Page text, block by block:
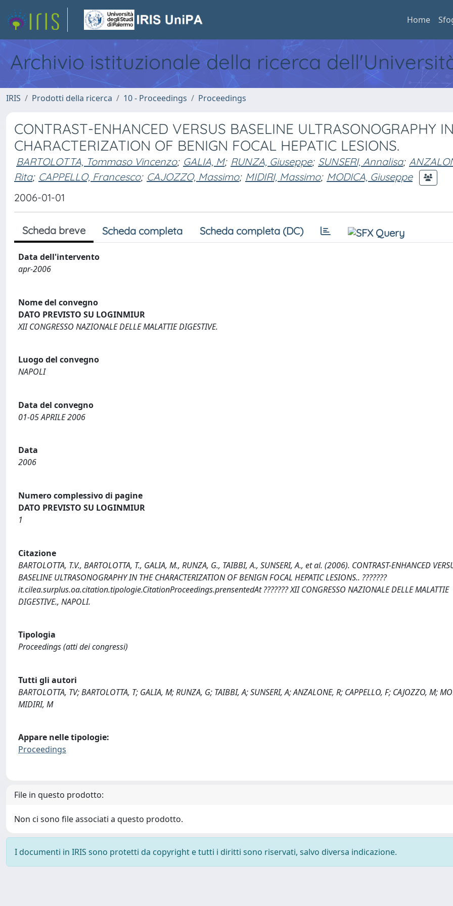
Home
Archivio istituzionale della ricerca
IRIS Prodotti della ricerca 10 - Proceedings Proceedings
CONTRAST-ENHANCED VERSUS BASELINE ULTRASONOGRAPHY
CHARACTERIZATION OF BENIGN FOCAL HEPATIC LESIONS.
BARTOLOTTA, Tommaso Vincenzo; GALIA, M; RUNZA, Giuseppe; SUNSERI, Annalisa;
Rita; CAPPELLO, Francesco; CAJOZZO, Massimo; MIDIRI, Massimo; MODICA, Giuseppe
2006-01-01
Scheda breve Scheda completa Scheda completa (DC)
Data dell'intervento
apr-2006
Nome del convegno
DATO PREVISTO SU LOGINMIUR
XII CONGRESSO NAZIONALE DELLE MALATTIE DIGESTIVE.
Luogo del convegno
NAPOLI
Data del convegno
01-05 APRILE 2006
Data
2006
Numero complessivo di pagine
DATO PREVISTO SU LOGINMIUR
1
Citazione
BARTOLOTTA, T.V., BARTOLOTTA, T., GALIA, M., RUNZA, G., TAIBBI, A., SUNSERI, A., et al. (2006). CONTRAST-ENHANCED
BASELINE ULTRASONOGRAPHY IN THE CHARACTERIZATION OF BENIGN FOCAL HEPATIC LESIONS.. ???????
it.cilea.surplus.oa.citation.tipologie.CitationProceedings.prensentedAt ??????? XII CONGRESSO NAZIONALE DELLE MALATTIE
DIGESTIVE., NAPOLI.
Tipologia
Proceedings (atti dei congressi)
Tutti gli autori
BARTOLOTTA, TV; BARTOLOTTA, T; GALIA, M; RUNZA, G; TAIBBI, A; SUNSERI, A; ANZALONE, R; CAPPELLO, F; CAJOZZO, M;
MIDIRI, M
Appare nelle tipologie:
Proceedings
File in questo prodotto:
Non ci sono file associati a questo prodotto.
I documenti in IRIS sono protetti da copyright e tutti i diritti sono riservati, salvo diversa indicazione.